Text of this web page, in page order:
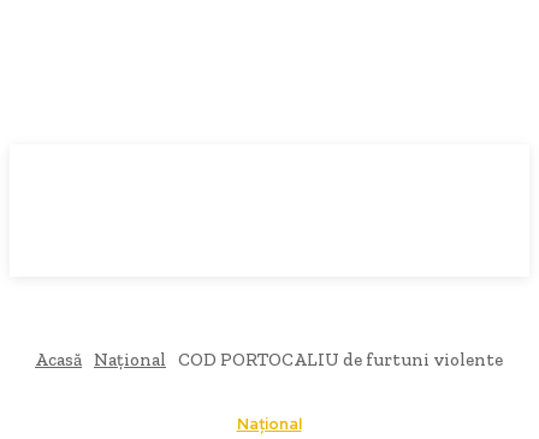
Acasă Național COD PORTOCALIU de furtuni violente
Național